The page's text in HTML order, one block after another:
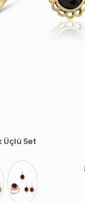
Üçlü Set